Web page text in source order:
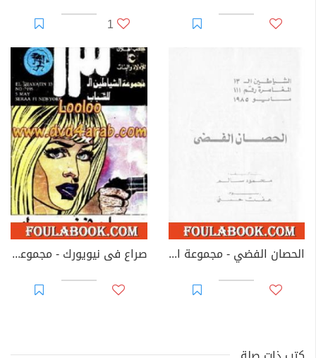
1
الحصان الفضي - مجموعة الشياطين ال 13 صراع فى نيويورك - مجموعة الشياطين ال 13